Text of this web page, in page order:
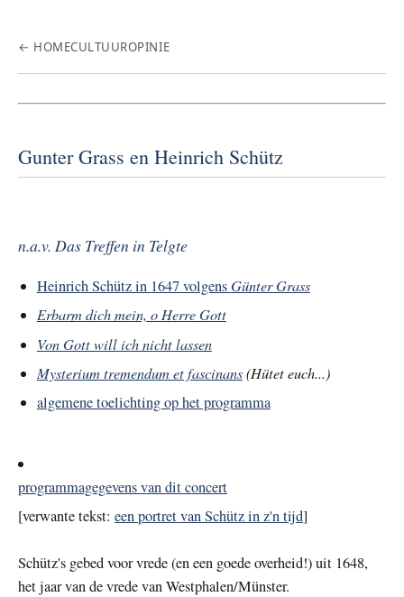
← HOMECULTUUROPINIE
Gunter Grass en Heinrich Schütz
n.a.v. Das Treffen in Telgte
Heinrich Schütz in 1647 volgensGünter Grass
Erbarm dich mein, o Herre Gott
Von Gott will ich nicht lassen
Mysterium tremendum et fascinans(Hütet euch...)
algemene toelichting op het programma
programmagegevens van dit concert
[verwante tekst: een portret van Schütz in z'n tijd]
Schütz's gebed voor vrede (en een goede overheid!) uit 1648,
het jaar van de vrede van Westphalen/Münster.